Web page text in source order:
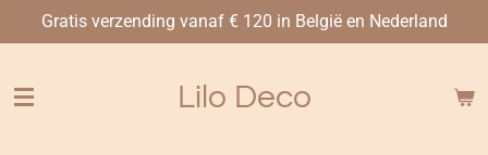
direct
de
Gratis verzending vanaf € 120 in België en Nederland
Lilo Deco